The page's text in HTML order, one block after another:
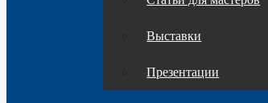
Выставки
Презентации